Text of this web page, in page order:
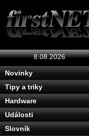
8.08.2026
Novinky
Tipy a triky
Hardware
Události
Slovník